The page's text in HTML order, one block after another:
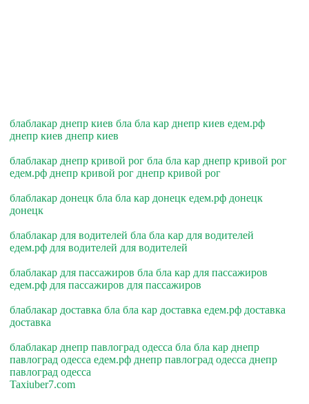
блаблакар днепр киев бла бла кар днепр киев едем.рф
днепр киев днепр киев
блаблакар днепр кривой рог бла бла кар днепр кривой рог
едем.рф днепр кривой рог днепр кривой рог
блаблакар донецк бла бла кар донецк едем.рф донецк
донецк
блаблакар для водителей бла бла кар для водителей
едем.рф для водителей для водителей
блаблакар для пассажиров бла бла кар для пассажиров
едем.рф для пассажиров для пассажиров
блаблакар доставка бла бла кар доставка едем.рф доставка
доставка
блаблакар днепр павлоград одесса бла бла кар днепр
павлоград одесса едем.рф днепр павлоград одесса днепр
павлоград одесса
Taxiuber7.com